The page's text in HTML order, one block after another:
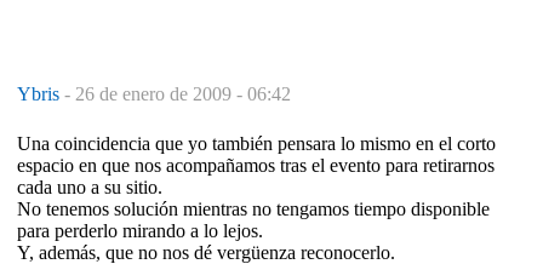
Ybris - 26 de enero de 2009 - 06:42
Una coincidencia que yo también pensara lo mismo en el corto
espacio en que nos acompañamos tras el evento para retirarnos
cada uno a su sitio.
No tenemos solución mientras no tengamos tiempo disponible
para perderlo mirando a lo lejos.
Y, además, que no nos dé vergüenza reconocerlo.